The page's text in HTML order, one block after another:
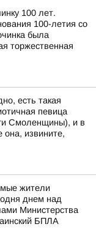
100 лет.
100-летия со
была
торжественная
есть такая
певица
Смоленщины), и в
она, извините,
жители
днем над
Министерства
БПЛА